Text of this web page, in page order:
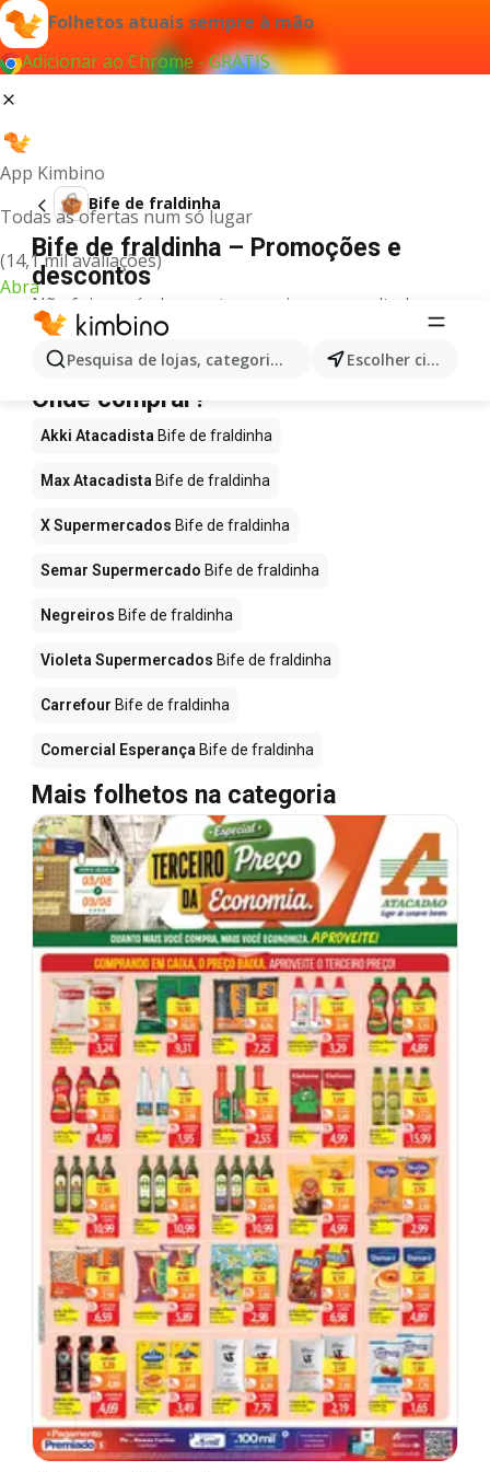
Folhetos atuais sempre à mão
Adicionar ao Chrome - GRÁTIS
App Kimbino
Todas as ofertas num só lugar
(14,1 mil avaliações)
Abra
Pesquisa de lojas, categorias,produtos... Escolher cidade
Bife de fraldinha
Bife de fraldinha – Promoções e
descontos
Não foi possível encontrar quaisquer resultados
para este termo.
Bife de fraldinha em promoção -
Onde comprar?
Akki Atacadista Bife de fraldinha
Max Atacadista Bife de fraldinha
X Supermercados Bife de fraldinha
Semar Supermercado Bife de fraldinha
Negreiros Bife de fraldinha
Violeta Supermercados Bife de fraldinha
Carrefour Bife de fraldinha
Comercial Esperança Bife de fraldinha
Mais folhetos na categoria